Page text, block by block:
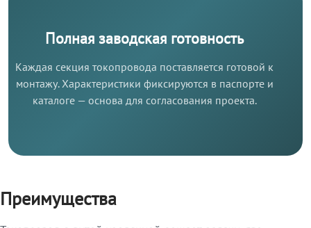
Полная заводская готовность
Каждая секция токопровода поставляется готовой к
монтажу. Характеристики фиксируются в паспорте и
каталоге — основа для согласования проекта.
Преимущества